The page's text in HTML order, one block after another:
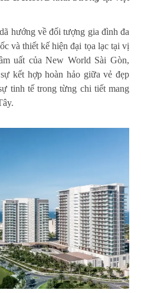
hướng về đối tượng gia đình đa
và thiết kế hiện đại tọa lạc tại vị
uất của New World Sài Gòn,
kết hợp hoàn hảo giữa vẻ đẹp
tinh tế trong từng chi tiết mang